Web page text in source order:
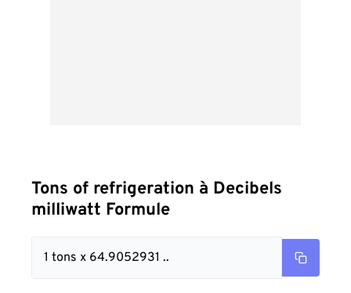
Tons of refrigeration à Decibels
milliwatt Formule
1 tons x 64.9052931 ..